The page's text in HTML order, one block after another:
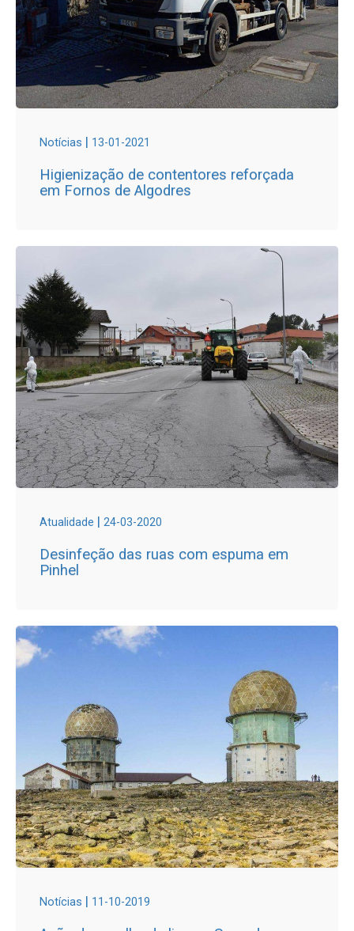
Notícias | 13-01-2021
Higienização de contentores reforçada
em Fornos de Algodres
Atualidade | 24-03-2020
Desinfeção das ruas com espuma em
Pinhel
Notícias | 11-10-2019